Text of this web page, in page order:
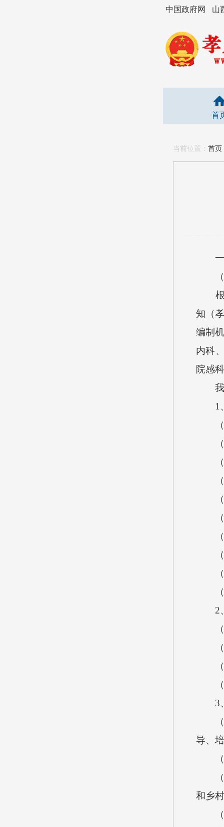
中国政府网 山
首
当前位置： 首页
一
（
根据
知（
编制
内科
院感
我
1、
（1
（2
（3
（4
（5
（6
（7
（8
（9
（
2、
（1
（2
（3
（4
3、
（1
导、
（2
（3
和乡
（